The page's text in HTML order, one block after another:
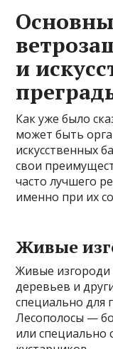
и
Как уже было
может быть
искусственных
свои
часто лучшего
именно при их
Живые
Живые изгороди
деревьев и
специально для
Лесополосы —
или специально